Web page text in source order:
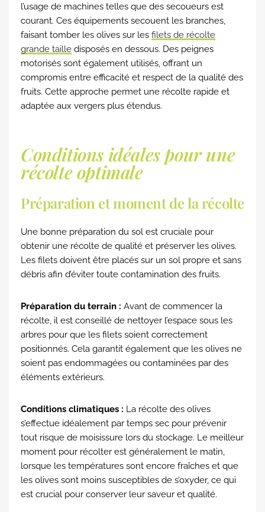
l’usage de machines telles que des secoueurs est
courant. Ces équipements secouent les branches,
faisant tomber les olives sur les filets de récolte
grande taille disposés en dessous. Des peignes
motorisés sont également utilisés, offrant un
compromis entre efficacité et respect de la qualité des
fruits. Cette approche permet une récolte rapide et
adaptée aux vergers plus étendus.
Conditions idéales pour une
récolte optimale
Préparation et moment de la récolte
Une bonne préparation du sol est cruciale pour
obtenir une récolte de qualité et préserver les olives.
Les filets doivent être placés sur un sol propre et sans
débris afin d’éviter toute contamination des fruits.
Préparation du terrain : Avant de commencer la
récolte, il est conseillé de nettoyer l’espace sous les
arbres pour que les filets soient correctement
positionnés. Cela garantit également que les olives ne
soient pas endommagées ou contaminées par des
éléments extérieurs.
Conditions climatiques : La récolte des olives
s’effectue idéalement par temps sec pour prévenir
tout risque de moisissure lors du stockage. Le meilleur
moment pour récolter est généralement le matin,
lorsque les températures sont encore fraîches et que
les olives sont moins susceptibles de s’oxyder, ce qui
est crucial pour conserver leur saveur et qualité.